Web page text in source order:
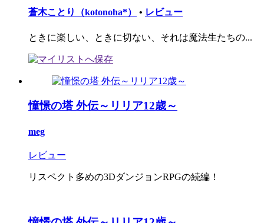
蒼木ことり（kotonoha*） • レビュー
ときに楽しい、ときに切ない、それは魔法生たちの...
憧憬の塔 外伝～リリア12歳～
meg
レビュー
リスペクト多めの3DダンジョンRPGの続編！